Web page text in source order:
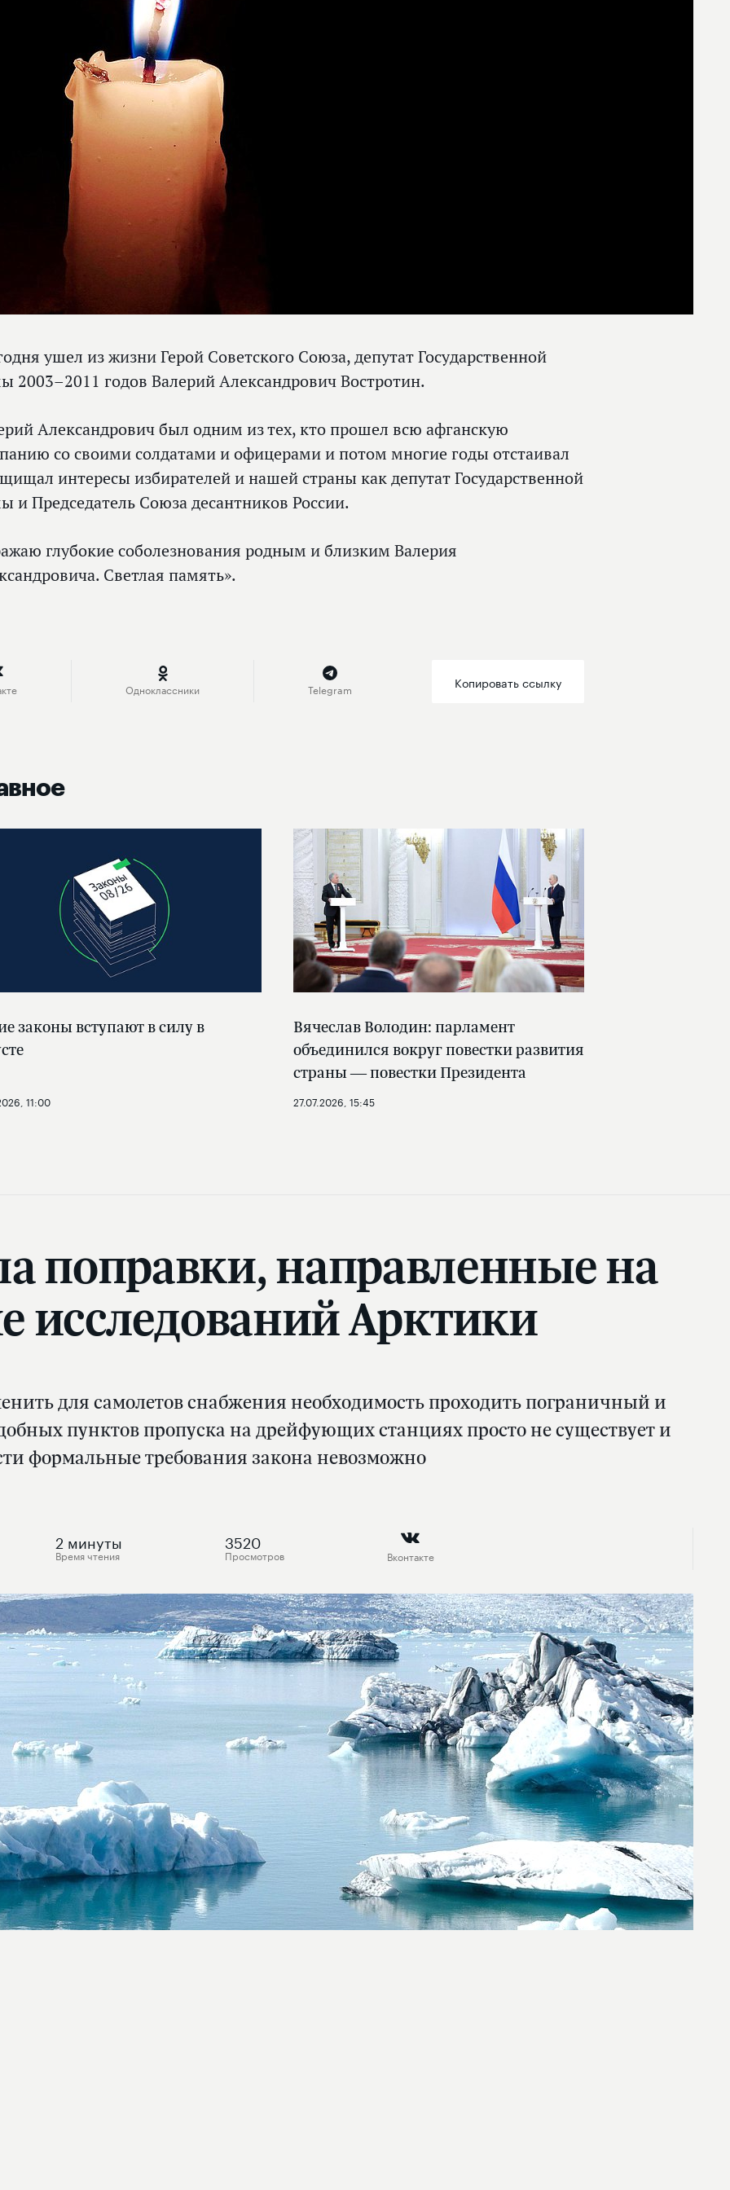
ушел из жизни Герой Советского Союза, депутат Государственной
2003–2011 годов Валерий Александрович Востротин.
Александрович был одним из тех, кто прошел всю афганскую
со своими солдатами и офицерами и потом многие годы отстаивал
интересы избирателей и нашей страны как депутат Государственной
и Председатель Союза десантников России.
глубокие соболезнования родным и близким Валерия
Светлая память».
Одноклассники Telegram Копировать ссылку
законы вступают в силу в
11:00
Вячеслав Володин: парламент
объединился вокруг повестки развития
страны — повестки Президента
27.07.2026, 15:45
поправки, направленные на
исследований Арктики
для самолетов снабжения необходимость проходить пограничный и
пунктов пропуска на дрейфующих станциях просто не существует и
формальные требования закона невозможно
2 минуты
Время чтения
3520
Просмотров Вконтакте